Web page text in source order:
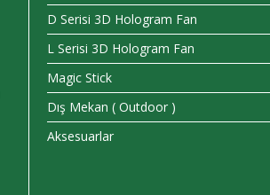
D Serisi 3D Hologram Fan
L Serisi 3D Hologram Fan
Magic Stick
Dış Mekan ( Outdoor )
Aksesuarlar